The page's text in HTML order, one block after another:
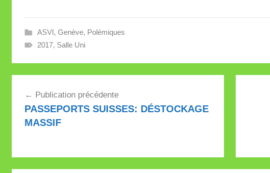
ASVI, Genève, Polémiques
2017, Salle Uni
l’article
Publication précédente
PASSEPORTS SUISSES: DÉSTOCKAGE
MASSIF